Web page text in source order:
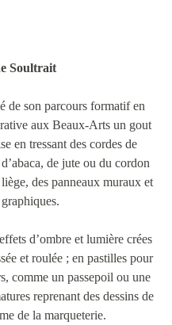
Soultrait
de son parcours formatif en
aux Beaux-Arts un gout
en tressant des cordes de
de jute ou du cordon
des panneaux muraux et
d’ombre et lumière crées
et roulée ; en pastilles pour
comme un passepoil ou une
reprenant des dessins de
de la marqueterie.